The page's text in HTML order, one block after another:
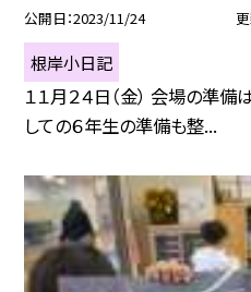
公開日 2023/11/24
根岸小日記
１１月２４日（金） 会場の準
しての６年生の準備も整...